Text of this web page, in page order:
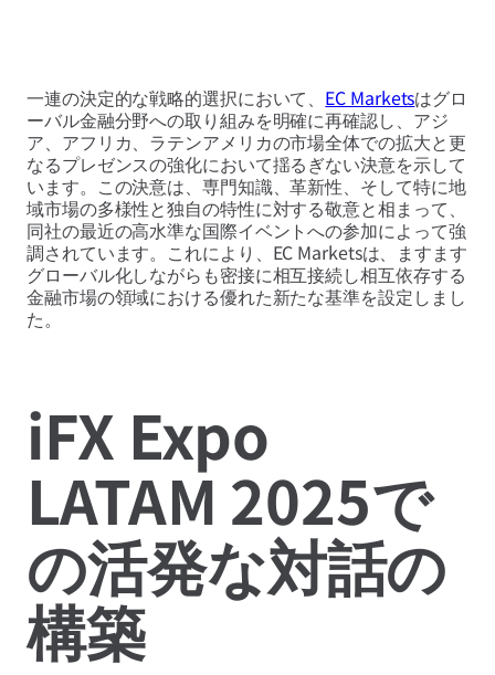
一連の決定的な戦略的選択において、 EC Marketsはグロ
ーバル金融分野への取り組みを明確に再確認し、アジ
ア、アフリカ、ラテンアメリカの市場全体での拡大と更
なるプレゼンスの強化において揺るぎない決意を示して
います。この決意は、専門知識、革新性、そして特に地
域市場の多様性と独自の特性に対する敬意と相まって、
同社の最近の高水準な国際イベントへの参加によって強
調されています。これにより、EC Marketsは、ますます
グローバル化しながらも密接に相互接続し相互依存する
金融市場の領域における優れた新たな基準を設定しまし
た。
iFX Expo
LATAM 2025で
の活発な対話の
構築